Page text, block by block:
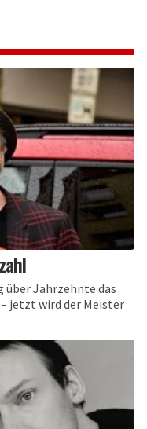
über Jahrzehnte das
jetzt wird der Meister